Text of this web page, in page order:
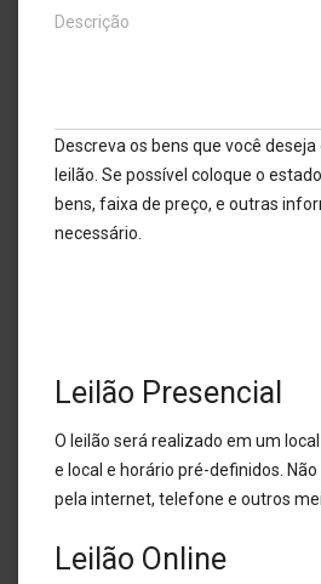
Descrição
Descreva os bens que você
leilão. Se possível coloque o
bens, faixa de preço, e outras
necessário.
Leilão Presencial
O leilão será realizado em um
e local e horário pré-definidos.
pela internet, telefone e outros
Leilão Online